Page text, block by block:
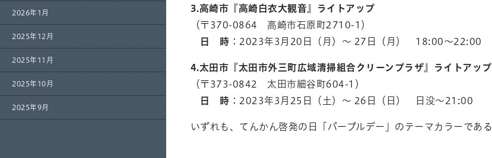
2026年1月
2025年12月
2025年11月
2025年10月
2025年9月
3.高崎市『高崎白衣大観音』ライトアップ
（〒370-0864 高崎市石原町2710-1）
日 時 ：2023年3月20日（月）～ 27日（月） 18:00～22:00
4.太田市『太田市外三町広域清掃組合クリーンプラザ』ライトアップ
（〒373-0842 太田市細谷町604-1）
日 時 ：2023年3月25日（土）～ 26日（日） 日没～21:00
いずれも、てんかん啓発の日「パープルデー」のテーマカラーである